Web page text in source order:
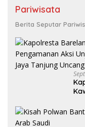
Pariwisata
Berita Seputar